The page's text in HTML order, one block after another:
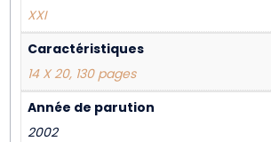
XXI
Caractéristiques
14 X 20, 130 pages
Année de parution
2002